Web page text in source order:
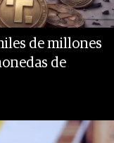
de millones
de